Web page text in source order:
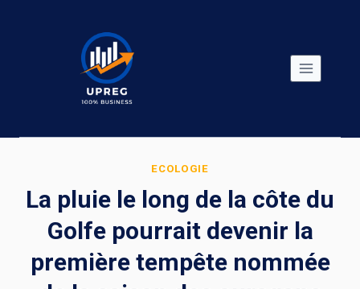
ECOLOGIE
La pluie le long de la côte du
Golfe pourrait devenir la
première tempête nommée